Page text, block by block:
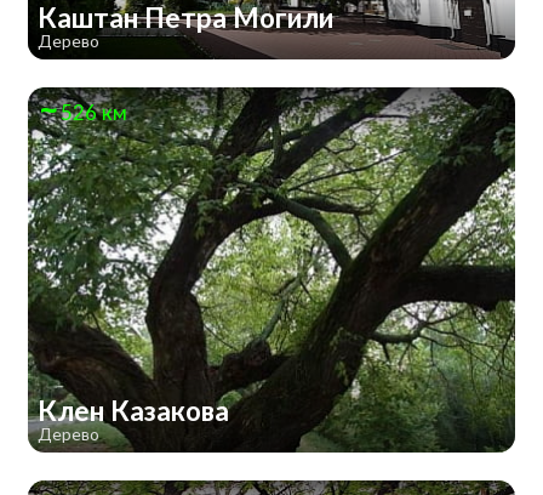
Каштан Петра Могили
Дерево
526 км
Клен Казакова
Дерево